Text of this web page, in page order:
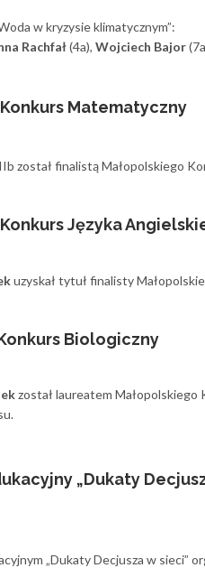
w kryzysie klimatycznym”:
Rachfał(4a), Wojciech Bajor
Matematyczny
został finalistą Małopolskiego
Języka
uzyskał tytuł finalisty
Biologiczny
został laureatem Małopolskiego
„Dukaty
„Dukaty Decjusza w sieci”